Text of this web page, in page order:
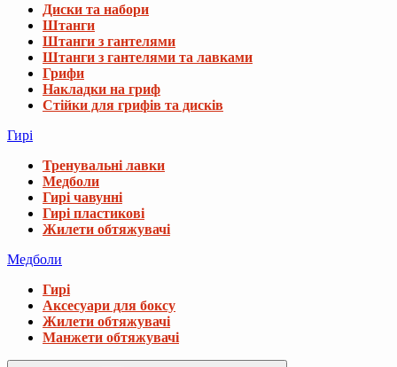
Диски та набори
Штанги
Штанги з гантелями
Штанги з гантелями та лавками
Грифи
Накладки на гриф
Стійки для грифів та дисків
Гирі
Тренувальні лавки
Медболи
Гирі чавунні
Гирі пластикові
Жилети обтяжувачі
Медболи
Гирі
Аксесуари для боксу
Жилети обтяжувачі
Манжети обтяжувачі